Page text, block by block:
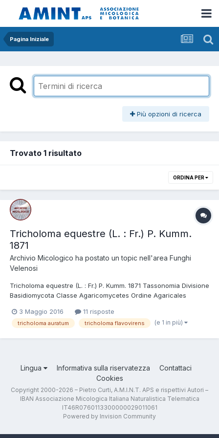
Pagina Iniziale
Più opzioni di ricerca
Trovato 1 risultato
ORDINA PER
Tricholoma equestre (L. : Fr.) P. Kumm.
1871
Archivio Micologico ha postato un topic nell'area Funghi
Velenosi
Tricholoma equestre (L. : Fr.) P. Kumm. 1871 Tassonomia Divisione
Basidiomycota Classe Agaricomycetes Ordine Agaricales
Gillet. 1874 Foto e Descrizioni Appartiene alla Sezione Equestria,
Sottosezione Sejuncta, Seri...
3 Maggio 2016 11 risposte
tricholoma auratum tricholoma flavovirens (e 1 in più)
Lingua Informativa sulla riservatezza
Contattaci
Cookies
Copyright 2000-2026 – Pietro Curti, A.M.I.N.T. APS e rispettivi Autori –
IBAN Associazione Micologica Italiana Naturalistica Telematica
IT46R0760113300000029011061
Powered by Invision Community